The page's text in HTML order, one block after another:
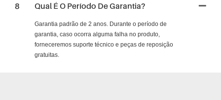
8 Qual É O Período De Garantia?
Garantia padrão de 2 anos. Durante o período de
garantia, caso ocorra alguma falha no produto,
forneceremos suporte técnico e peças de reposição
gratuitas.